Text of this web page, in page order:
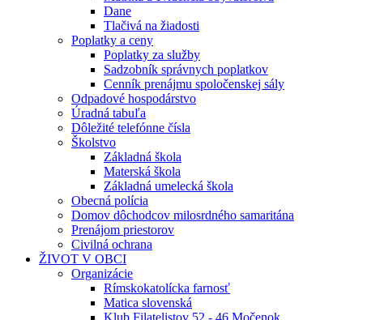
Dane
Tlačivá na žiadosti
Poplatky a ceny
Poplatky za služby
Sadzobník správnych poplatkov
Cenník prenájmu spoločenskej sály
Odpadové hospodárstvo
Úradná tabuľa
Dôležité telefónne čísla
Školstvo
Základná škola
Materská škola
Základná umelecká škola
Obecná polícia
Domov dôchodcov milosrdného samaritána
Prenájom priestorov
Civilná ochrana
ŽIVOT V OBCI
Organizácie
Rímskokatolícka farnosť
Matica slovenská
Klub Filatelistov 52 - 46 Močenok